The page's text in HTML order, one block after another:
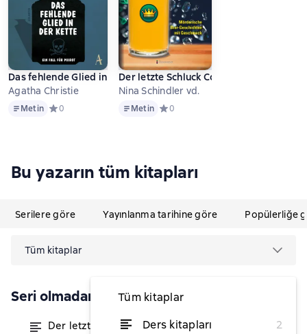
Das fehlende Glied in der Kette
Agatha Christie
MetinMetin Средний рейтинг 0 на основе 0 оценок
0
Der letzte Schluck Corona
Nina Schindler vd.
MetinMetin Средний рейтинг 0 на основе 0
0
Bu yazarın tüm kitapları
Serilere göre Yayınlanma tarihine göre Popülerliğe
Tüm kitaplar
Tüm kitaplar
Ders kitapları
2
Seri olmadan
Der letzte Schluck Corona itibaren ₺438,79